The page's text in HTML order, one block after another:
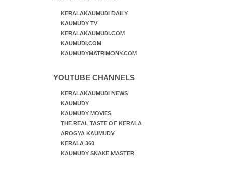
KERALAKAUMUDI DAILY
KAUMUDY TV
KERALAKAUMUDI.COM
KAUMUDI.COM
KAUMUDYMATRIMONY.COM
YOUTUBE CHANNELS
KERALAKAUMUDI NEWS
KAUMUDY
KAUMUDY MOVIES
THE REAL TASTE OF KERALA
AROGYA KAUMUDY
KERALA 360
KAUMUDY SNAKE MASTER